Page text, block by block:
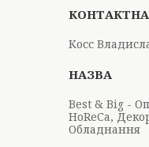
Косс
Best & Big -
HoReCa,
Обладнання